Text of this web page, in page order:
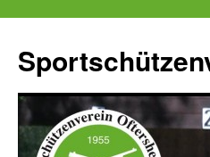
springen